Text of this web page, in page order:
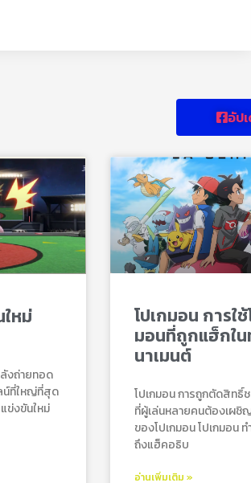
อัป
หม่
งถ่ายทอด
น์ที่ใหญ่ที่สุด
ข่งขันใหม่
โปเกมอน การใช้
มอนที่ถูกแฮ็กใน
นาเมนต์
โปเกมอน การถูกตัดสิทธิ์
ที่ผู้เล่นหลายคนต้องเผชิ
ของโปเกมอน โปเกมอน
ถึงแฮ็คอธิบ
อ่านเพิ่มเติม »